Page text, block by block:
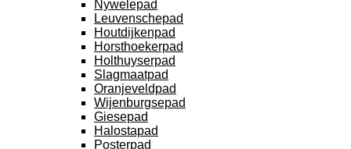
Nywelepad
Leuvenschepad
Houtdijkenpad
Horsthoekerpad
Holthuyserpad
Slagmaatpad
Oranjeveldpad
Wijenburgsepad
Giesepad
Halostapad
Posterpad